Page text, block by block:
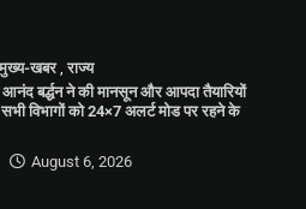
मुख्य-खबर ,राज्य
बर्द्धन ने की मानसून और आपदा तैयारियों
सभी विभागों को 24×7 अलर्ट मोड पर रहने के
August 6, 2026